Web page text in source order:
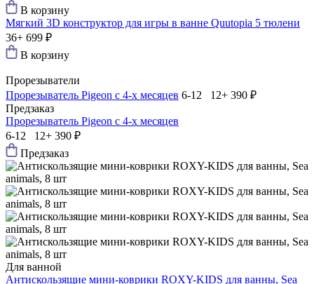
В корзину
Мягкий 3D конструктор для игры в ванне Quutopia 5 тюлени
36+ 699 ₽
В корзину
Прорезыватели
Прорезыватель Pigeon с 4-х месяцев 6-12 12+ 390 ₽
Предзаказ
Прорезыватель Pigeon с 4-х месяцев
6-12 12+ 390 ₽
Предзаказ
Для ванной
Антискользящие мини-коврики ROXY-KIDS для ванны, Sea